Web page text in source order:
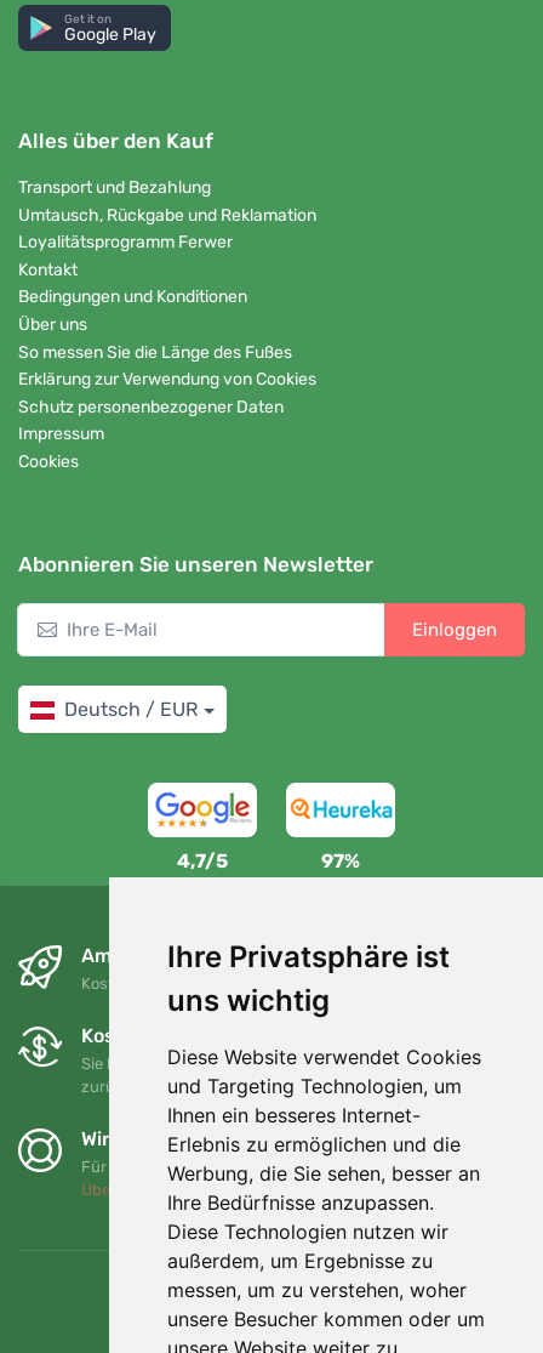
Ihre Privatsphäre ist
uns wichtig
Diese Website verwendet Cookies
und Targeting Technologien, um
Ihnen ein besseres Internet-
Erlebnis zu ermöglichen und die
Werbung, die Sie sehen, besser an
Ihre Bedürfnisse anzupassen.
Diese Technologien nutzen wir
außerdem, um Ergebnisse zu
messen, um zu verstehen, woher
unsere Besucher kommen oder um
unsere Website weiter zu
Get it on
Google Play
Alles über den Kauf
Transport und Bezahlung
Umtausch, Rückgabe und Reklamation
Loyalitätsprogramm Ferwer
Kontakt
Bedingungen und Konditionen
Über uns
So messen Sie die Länge des Fußes
Erklärung zur Verwendung von Cookies
Schutz personenbezogener Daten
Impressum
Cookies
Abonnieren Sie unseren Newsletter
Einloggen
Deutsch / EUR
4,7/5 97%
Am nächsten Tag und kostenlos
Kostenloser Versand für Bestellungen über 80 EUR
Kostenloser Umtausch und Rückgabe
Sie können Ihre Bestellung jederzeit innerhalb von 90 Tagen
zurückgeben oder umtauschen.
Wir unterstützen Trees.org
Für jede Bestellung pflanzen wir einen Baum! Mehr lesen
Über uns